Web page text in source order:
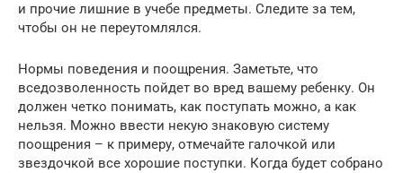
и прочие лишние в учебе предметы. Следите за тем,
чтобы он не переутомлялся.
Нормы поведения и поощрения. Заметьте, что
вседозволенность пойдет во вред вашему ребенку. Он
должен четко понимать, как поступать можно, а как
нельзя. Можно ввести некую знаковую систему
поощрения – к примеру, отмечайте галочкой или
звездочкой все хорошие поступки. Когда будет собрано